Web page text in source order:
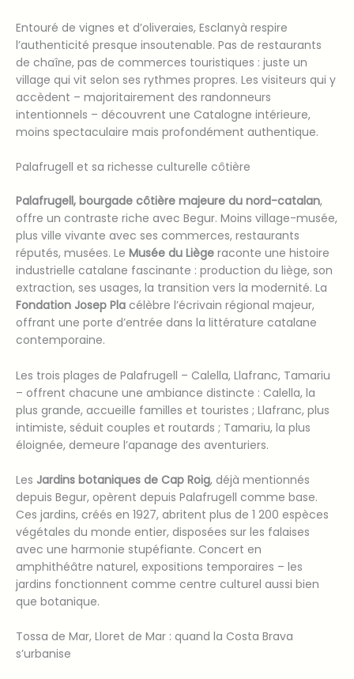
Entouré de vignes et d’oliveraies, Esclanyà respire
l’authenticité presque insoutenable. Pas de restaurants
de chaîne, pas de commerces touristiques : juste un
village qui vit selon ses rythmes propres. Les visiteurs qui y
accèdent – majoritairement des randonneurs
intentionnels – découvrent une Catalogne intérieure,
moins spectaculaire mais profondément authentique.
Palafrugell et sa richesse culturelle côtière
Palafrugell, bourgade côtière majeure du nord-catalan,
offre un contraste riche avec Begur. Moins village-musée,
plus ville vivante avec ses commerces, restaurants
réputés, musées. Le Musée du Liège raconte une histoire
industrielle catalane fascinante : production du liège, son
extraction, ses usages, la transition vers la modernité. La
Fondation Josep Pla célèbre l’écrivain régional majeur,
offrant une porte d’entrée dans la littérature catalane
contemporaine.
Les trois plages de Palafrugell – Calella, Llafranc, Tamariu
– offrent chacune une ambiance distincte : Calella, la
plus grande, accueille familles et touristes ; Llafranc, plus
intimiste, séduit couples et routards ; Tamariu, la plus
éloignée, demeure l’apanage des aventuriers.
Les Jardins botaniques de Cap Roig, déjà mentionnés
depuis Begur, opèrent depuis Palafrugell comme base.
Ces jardins, créés en 1927, abritent plus de 1 200 espèces
végétales du monde entier, disposées sur les falaises
avec une harmonie stupéfiante. Concert en
amphithéâtre naturel, expositions temporaires – les
jardins fonctionnent comme centre culturel aussi bien
que botanique.
Tossa de Mar, Lloret de Mar : quand la Costa Brava
s’urbanise